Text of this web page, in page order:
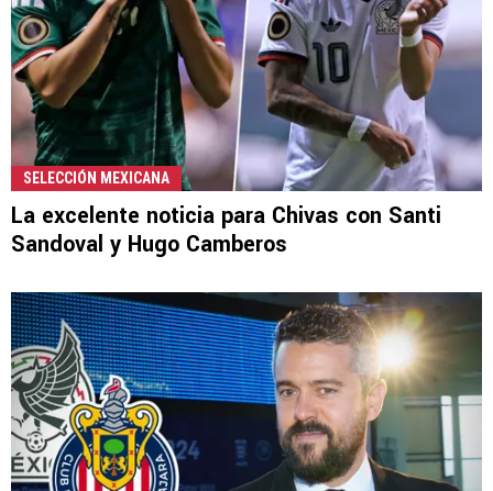
SELECCIÓN MEXICANA
La excelente noticia para Chivas con Santi
Sandoval y Hugo Camberos